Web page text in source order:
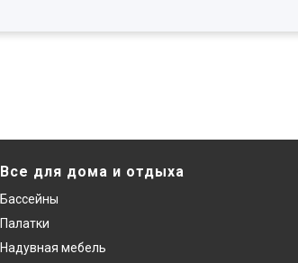
Все для дома и отдыха
Бассейны
Палатки
Надувная мебель